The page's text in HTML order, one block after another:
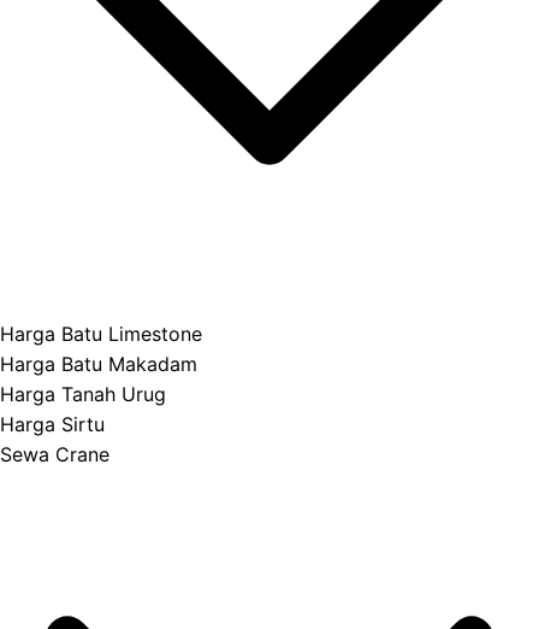
Harga Batu Limestone
Harga Batu Makadam
Harga Tanah Urug
Harga Sirtu
Sewa Crane